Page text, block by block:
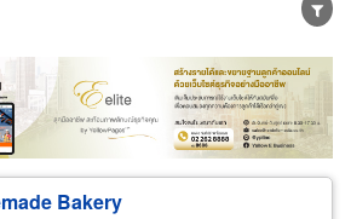
Retail Manufacturer
Dealer
Service Business
Bakery